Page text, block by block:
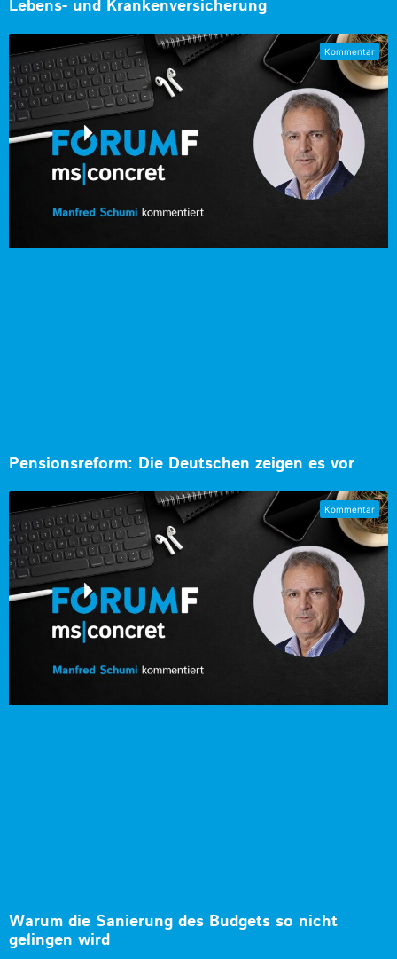
Lebens- und Krankenversicherung
Pensionsreform: Die Deutschen zeigen es vor
Warum die Sanierung des Budgets so nicht
gelingen wird